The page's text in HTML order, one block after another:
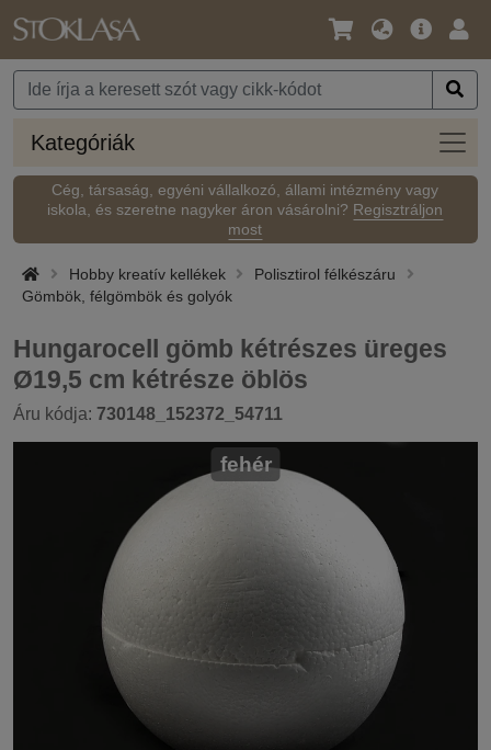
Nyelv
Pénznem
Fő
Kategóriák
Cég, társaság, egyéni vállalkozó, állami intézmény vagy
iskola, és szeretne nagyker áron vásárolni? Regisztráljon
most
Hobby kreatív kellékek
Polisztirol félkészáru
Gömbök, félgömbök és golyók
Hungarocell gömb kétrészes üreges
Ø19,5 cm kétrésze öblös
Áru kódja: 730148_152372_54711
fehér